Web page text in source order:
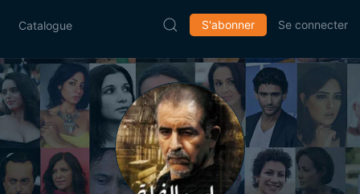
Catalogue S'abonner Se connecter